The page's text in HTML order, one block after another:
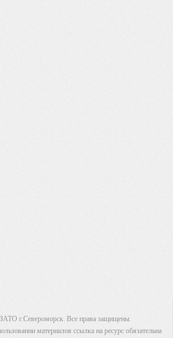
г.Североморск. Все права защищены.
материалов ссылка на ресурс обязательна